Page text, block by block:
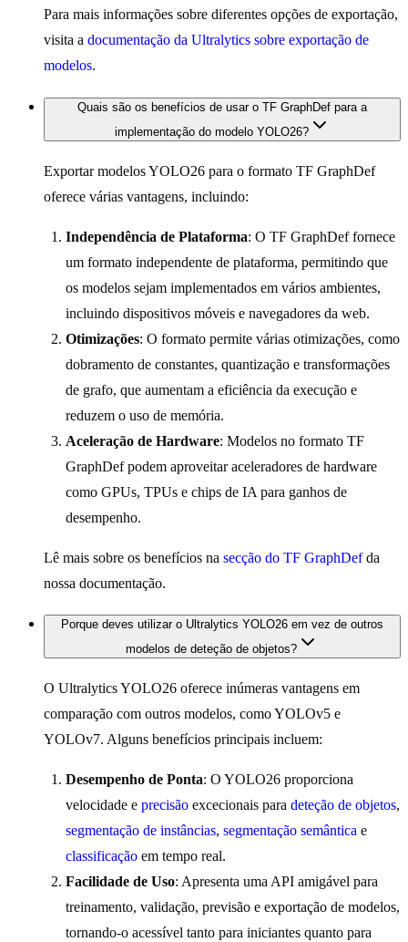
Para mais informações sobre diferentes opções de exportação,
visita a documentação da Ultralytics sobre exportação de
modelos.
Quais são os benefícios de usar o TF GraphDef para a
implementação do modelo YOLO26?
Exportar modelos YOLO26 para o formato TF GraphDef
oferece várias vantagens, incluindo:
Independência de Plataforma: O TF GraphDef fornece
um formato independente de plataforma, permitindo que
os modelos sejam implementados em vários ambientes,
incluindo dispositivos móveis e navegadores da web.
Otimizações: O formato permite várias otimizações, como
dobramento de constantes, quantização e transformações
de grafo, que aumentam a eficiência da execução e
reduzem o uso de memória.
Aceleração de Hardware: Modelos no formato TF
GraphDef podem aproveitar aceleradores de hardware
como GPUs, TPUs e chips de IA para ganhos de
desempenho.
Lê mais sobre os benefícios na secção do TF GraphDefda
nossa documentação.
Porque deves utilizar o Ultralytics YOLO26 em vez de outros
modelos de deteção de objetos?
O Ultralytics YOLO26 oferece inúmeras vantagens em
comparação com outros modelos, como YOLOv5 e
YOLOv7. Alguns benefícios principais incluem:
Desempenho de Ponta: O YOLO26 proporciona
velocidade e precisão excecionais para deteção de objetos,
segmentação de instâncias, segmentação semântica e
classificação em tempo real.
Facilidade de Uso: Apresenta uma API amigável para
treinamento, validação, previsão e exportação de modelos,
tornando-o acessível tanto para iniciantes quanto para